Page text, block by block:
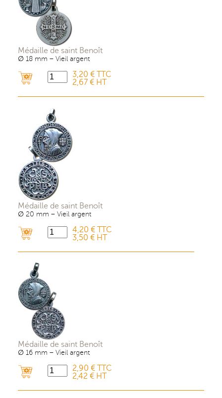
Médaille de saint Benoît
∅ 18 mm – Vieil argent
3,20 € TTC
2,67 € HT
Médaille de saint Benoît
∅ 20 mm – Vieil argent
4,20 € TTC
3,50 € HT
Médaille de saint Benoît
∅ 16 mm – Vieil argent
2,90 € TTC
2,42 € HT